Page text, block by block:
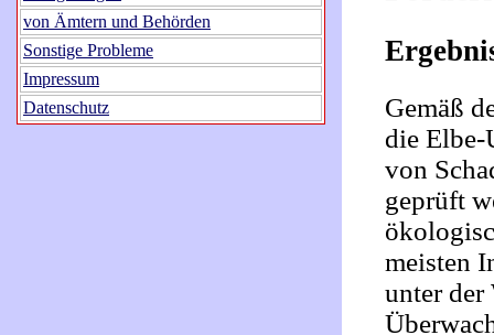
von Ämtern und Behörden
Sonstige Probleme
Impressum
Datenschutz
Gemäß
die
von
geprüft
meisten
unter der